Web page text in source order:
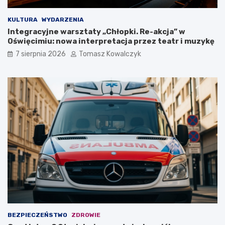
a
K
o
ś
i
s
k
i
w
O
ś
w
ę
i
m
i
u
!
KULTURA WYDARZENIA
Integracyjne warsztaty „Chłopki. Re-akcja” w
Oświęcimiu: nowa interpretacja przez teatr i muzykę
7 sierpnia 2026 Tomasz Kowalczyk
BEZPIECZEŃSTWO ZDROWIE